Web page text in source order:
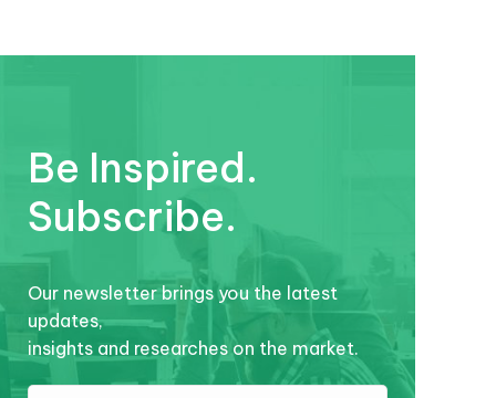
Be Inspired.
Subscribe.
Our newsletter brings you the latest
updates,
insights and researches on the market.